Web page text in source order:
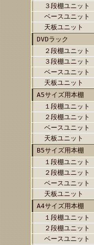
３段棚ユニット
ベースユニット
天板ユニット
DVDラック
２段棚ユニット
３段棚ユニット
ベースユニット
天板ユニット
A5サイズ用本棚
１段棚ユニット
２段棚ユニット
ベースユニット
天板ユニット
B5サイズ用本棚
１段棚ユニット
２段棚ユニット
ベースユニット
天板ユニット
A4サイズ用本棚
１段棚ユニット
２段棚ユニット
ベースユニット